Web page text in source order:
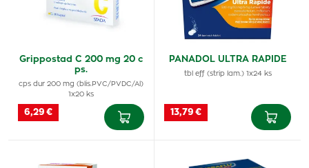
Grippostad C 200 mg 20 c
ps.
cps dur 200 mg (blis.PVC/PVDC/Al)
1x20 ks
6,29 €
PANADOL ULTRA RAPIDE
tbl eff (strip lam.) 1x24 ks
13,79 €